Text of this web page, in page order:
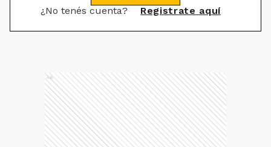
¿No tenés cuenta? Registrate aquí
Ads